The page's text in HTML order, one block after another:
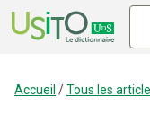
Accueil /Tous les